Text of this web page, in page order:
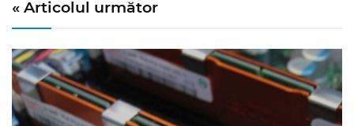
« Articolul următor